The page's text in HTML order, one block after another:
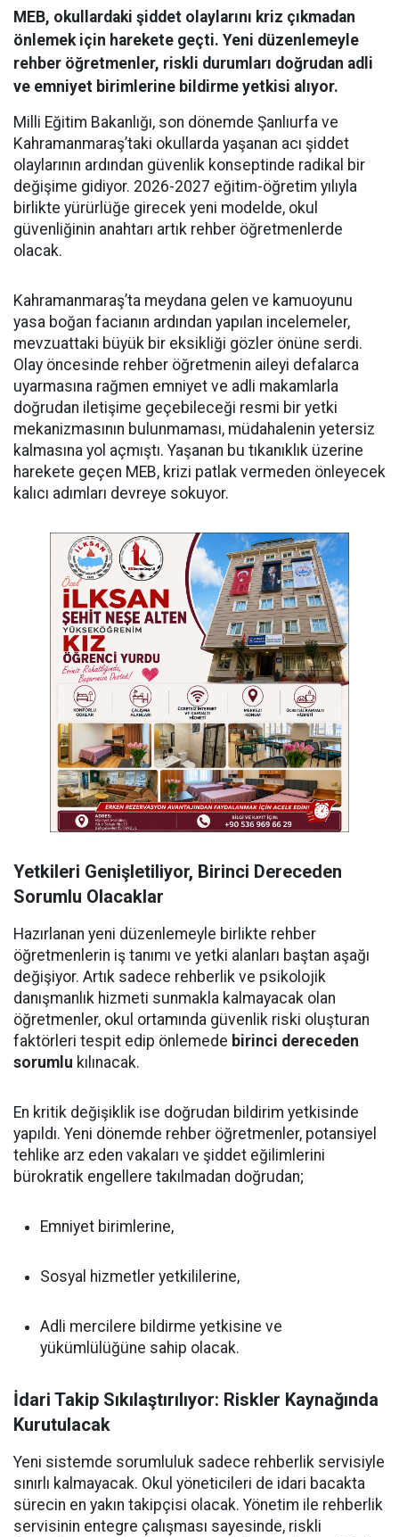
MEB, okullardaki şiddet olaylarını kriz çıkmadan
önlemek için harekete geçti. Yeni düzenlemeyle
rehber öğretmenler, riskli durumları doğrudan adli
ve emniyet birimlerine bildirme yetkisi alıyor.
Milli Eğitim Bakanlığı, son dönemde Şanlıurfa ve
Kahramanmaraş’taki okullarda yaşanan acı şiddet
olaylarının ardından güvenlik konseptinde radikal bir
değişime gidiyor. 2026-2027 eğitim-öğretim yılıyla
birlikte yürürlüğe girecek yeni modelde, okul
güvenliğinin anahtarı artık rehber öğretmenlerde
olacak.
Kahramanmaraş’ta meydana gelen ve kamuoyunu
yasa boğan facianın ardından yapılan incelemeler,
mevzuattaki büyük bir eksikliği gözler önüne serdi.
Olay öncesinde rehber öğretmenin aileyi defalarca
uyarmasına rağmen emniyet ve adli makamlarla
doğrudan iletişime geçebileceği resmi bir yetki
mekanizmasının bulunmaması, müdahalenin yetersiz
kalmasına yol açmıştı. Yaşanan bu tıkanıklık üzerine
harekete geçen MEB, krizi patlak vermeden önleyecek
kalıcı adımları devreye sokuyor.
Yetkileri Genişletiliyor, Birinci Dereceden
Sorumlu Olacaklar
Hazırlanan yeni düzenlemeyle birlikte rehber
öğretmenlerin iş tanımı ve yetki alanları baştan aşağı
değişiyor. Artık sadece rehberlik ve psikolojik
danışmanlık hizmeti sunmakla kalmayacak olan
öğretmenler, okul ortamında güvenlik riski oluşturan
faktörleri tespit edip önlemede birinci dereceden
sorumlu kılınacak.
En kritik değişiklik ise doğrudan bildirim yetkisinde
yapıldı. Yeni dönemde rehber öğretmenler, potansiyel
tehlike arz eden vakaları ve şiddet eğilimlerini
bürokratik engellere takılmadan doğrudan;
Emniyet birimlerine,
Sosyal hizmetler yetkililerine,
Adli mercilere bildirme yetkisine ve
yükümlülüğüne sahip olacak.
İdari Takip Sıkılaştırılıyor: Riskler Kaynağında
Kurutulacak
Yeni sistemde sorumluluk sadece rehberlik servisiyle
sınırlı kalmayacak. Okul yöneticileri de idari bacakta
sürecin en yakın takipçisi olacak. Yönetim ile rehberlik
servisinin entegre çalışması sayesinde, riskli